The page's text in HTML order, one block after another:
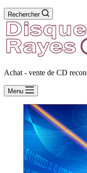
Rechercher
Achat - vente de CD
Menu